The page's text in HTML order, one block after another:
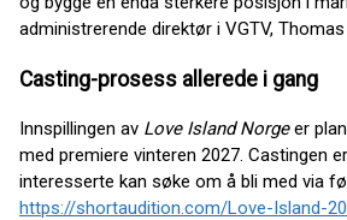
administrerende direktør i VGTV,
Casting-prosess allerede i gang
Innspillingen av Love Island Norgeer
med premiere vinteren 2027. Castingen
interesserte kan søke om å bli med via
https://shortaudition.com/Love-Island-